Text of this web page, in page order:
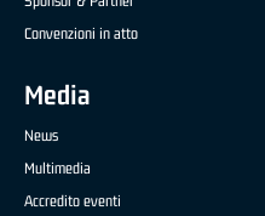
Convenzioni in atto
Media
News
Multimedia
Accredito eventi